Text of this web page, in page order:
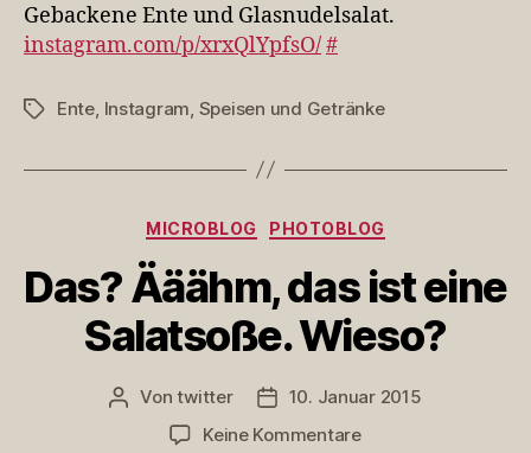
Gebackene Ente und Glasnudelsalat.
instagram.com/p/xrxQlYpfsO/#
Schlagwörter
Ente Instagram Speisen und Getränke
Kategorien
MICROBLOG PHOTOBLOG
Das? Ääähm, das ist eine
Salatsoße. Wieso?
Beitragsautor
Vontwitter Veröffentlichungsdatum
10. Januar 2015
Keine Kommentarezu